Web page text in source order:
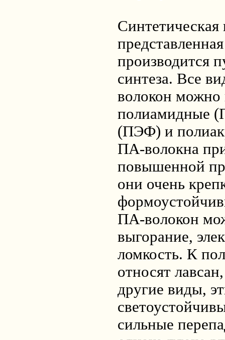
Синтетическая
производится
синтеза. Все
волокон можно
полиамидные
(ПЭФ) и
ПА-волокна
повышенной
они очень
ПА-волокон
выгорание,
ломкость. К
относят
другие виды,
сильные